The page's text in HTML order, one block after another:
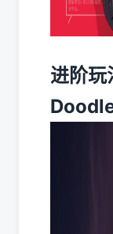
进阶玩